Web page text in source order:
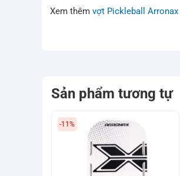
Xem thêmvợt Pickleball Arronax
Sản phẩm tương tự
-11%